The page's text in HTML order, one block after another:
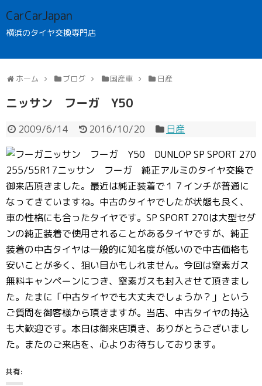
CarCarJapan
横浜のタイヤ交換専門店
ホーム ブログ 国産車 日産
ニッサン フーガ Y50
2009/6/14 2016/10/20
日産
ニッサン フーガ Y50 DUNLOP SP SPORT 270
255/55R17ニッサン フーガ 純正アルミのタイヤ交換で
御来店頂きました。最近は純正装着で１７インチが普通に
なってきていますね。中古のタイヤでしたが状態も良く、
車の性格にも合ったタイヤです。SP SPORT 270は大型セダ
ンの純正装着で使用されることがあるタイヤですが、純正
装着の中古タイヤは一般的に知名度が低いので中古価格も
安いことが多く、狙い目かもしれません。今回は窒素ガス
無料キャンペーンにつき、窒素ガスも封入させて頂きまし
た。たまに「中古タイヤでも大丈夫でしょうか？」という
ご質問を御客様から頂きますが。当店、中古タイヤの持込
も大歓迎です。本日は御来店頂き、ありがとうございまし
た。またのご来店を、心よりお待ちしております。
共有: